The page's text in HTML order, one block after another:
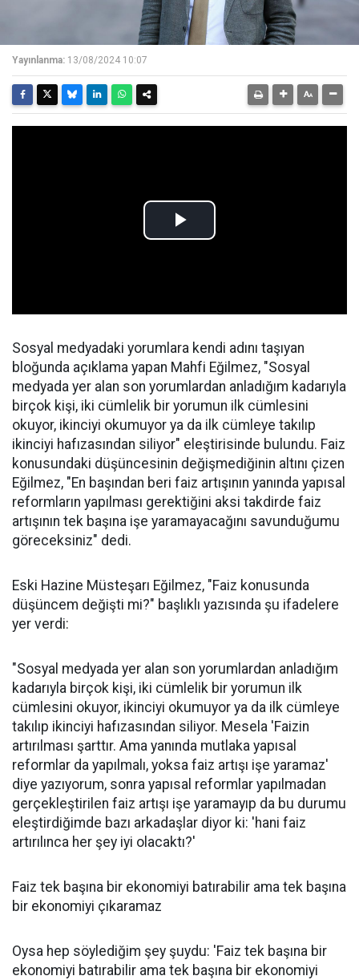
Yayınlanma: 13/08/2024 10:07
Sosyal medyadaki yorumlara kendi adını taşıyan
bloğunda açıklama yapan Mahfi Eğilmez, "Sosyal
medyada yer alan son yorumlardan anladığım kadarıyla
birçok kişi, iki cümlelik bir yorumun ilk cümlesini
okuyor, ikinciyi okumuyor ya da ilk cümleye takılıp
ikinciyi hafızasından siliyor" eleştirisinde bulundu. Faiz
konusundaki düşüncesinin değişmediğinin altını çizen
Eğilmez, "En başından beri faiz artışının yanında yapısal
reformların yapılması gerektiğini aksi takdirde faiz
artışının tek başına işe yaramayacağını savunduğumu
göreceksiniz" dedi.
Eski Hazine Müsteşarı Eğilmez, "Faiz konusunda
düşüncem değişti mi?" başlıklı yazısında şu ifadelere
yer verdi:
"Sosyal medyada yer alan son yorumlardan anladığım
kadarıyla birçok kişi, iki cümlelik bir yorumun ilk
cümlesini okuyor, ikinciyi okumuyor ya da ilk cümleye
takılıp ikinciyi hafızasından siliyor. Mesela 'Faizin
artırılması şarttır. Ama yanında mutlaka yapısal
reformlar da yapılmalı, yoksa faiz artışı işe yaramaz'
diye yazıyorum, sonra yapısal reformlar yapılmadan
gerçekleştirilen faiz artışı işe yaramayıp da bu durumu
eleştirdiğimde bazı arkadaşlar diyor ki: 'hani faiz
artırılınca her şey iyi olacaktı?'
Faiz tek başına bir ekonomiyi batırabilir ama tek başına
bir ekonomiyi çıkaramaz
Oysa hep söylediğim şey şuydu: 'Faiz tek başına bir
ekonomiyi batırabilir ama tek başına bir ekonomiyi